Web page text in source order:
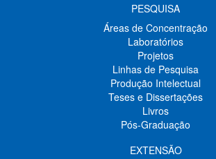
PESQUISA
Áreas de Concentração
Laboratórios
Projetos
Linhas de Pesquisa
Produção Intelectual
Teses e Dissertações
Livros
Pós-Graduação
EXTENSÃO